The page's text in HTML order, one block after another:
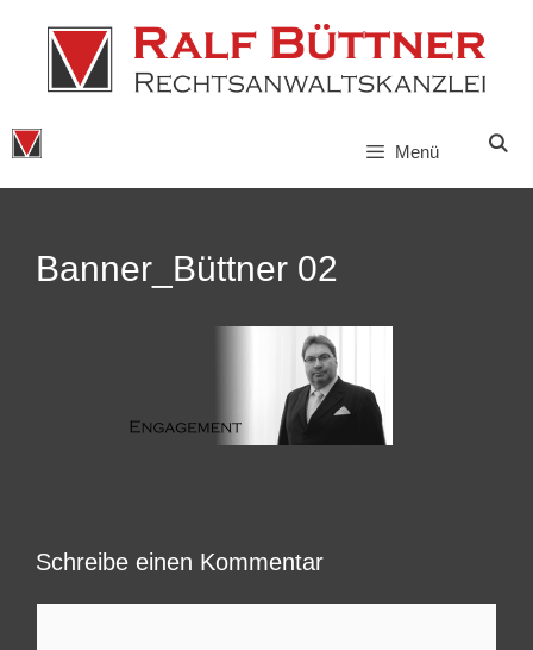
springen
Menü
Banner_Büttner 02
Schreibe einen Kommentar